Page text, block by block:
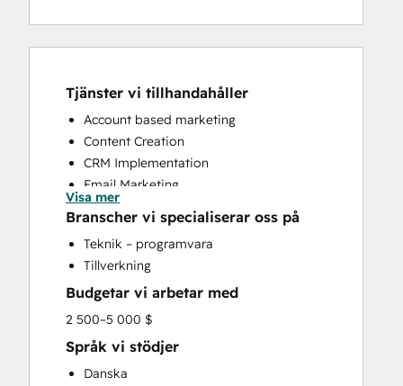
Tjänster vi tillhandahåller
Account based marketing
Content Creation
CRM Implementation
Email Marketing
Paid Advertising
Sales and Marketing Alignment
Sales Coaching and Training
Sales Enablement
Visa mer
Branscher vi specialiserar oss på
Teknik – programvara
Tillverkning
Budgetar vi arbetar med
2 500–5 000 $
Språk vi stödjer
Danska